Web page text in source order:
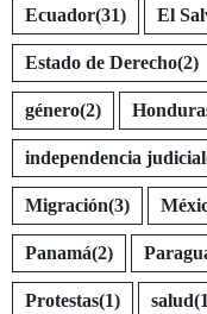
Ecuador(31) El
Estado de Derecho(2)
género(2)
independencia judicial
Migración(3)
Panamá(2)
Protestas(1) salud